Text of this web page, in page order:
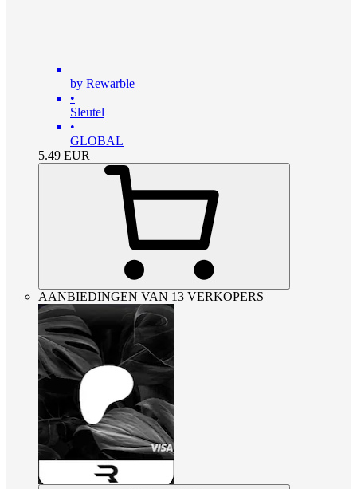
by Rewarble
•
Sleutel
•
GLOBAL
5.49 EUR
AANBIEDINGEN VAN 13 VERKOPERS